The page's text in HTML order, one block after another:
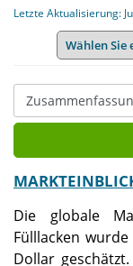
Letzte Aktualisierung:
Die globale
Fülllacken
Dollar